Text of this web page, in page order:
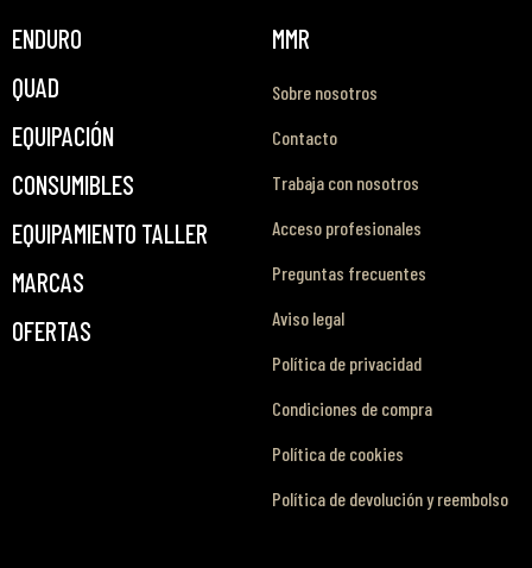
ENDURO
QUAD
EQUIPACIÓN
CONSUMIBLES
EQUIPAMIENTO TALLER
MARCAS
OFERTAS
MMR
Sobre nosotros
Contacto
Trabaja con nosotros
Acceso profesionales
Preguntas frecuentes
Aviso legal
Política de privacidad
Condiciones de compra
Política de cookies
Política de devolución y reembolso